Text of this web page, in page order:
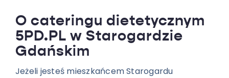
O cateringu dietetycznym
5PD.PL w Starogardzie
Gdańskim
Jeżeli jesteś mieszkańcem Starogardu